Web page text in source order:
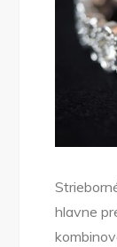
hlavne